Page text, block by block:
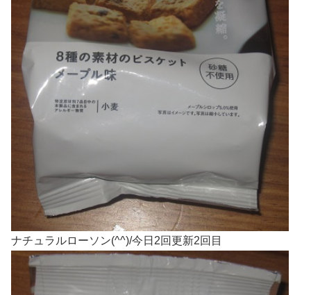
ナチュラルローソン(^^)/今日2回更新2回目